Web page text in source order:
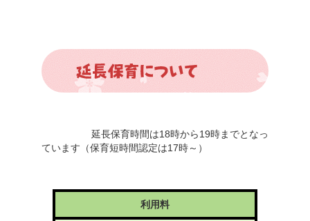
延長保育時間は18時から19時までとなっ
ています（保育短時間認定は17時～）
利用料